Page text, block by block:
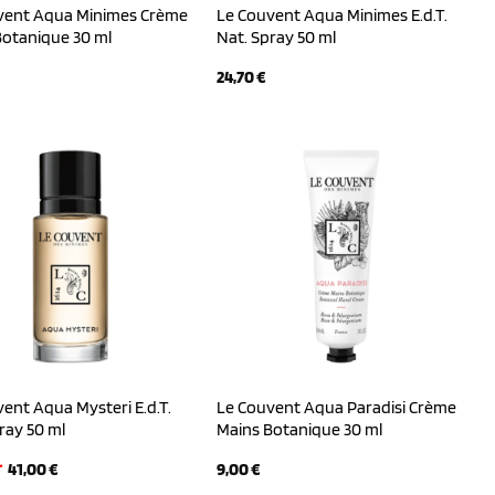
Aqua Minimes Crème
30 ml
Le Couvent Aqua Minimes E.d.T.
Nat. Spray 50 ml
24,70€
Aqua Mysteri E.d.T.
50 ml
Ursprünglicher
41,00€Aktueller
Le Couvent Aqua Paradisi Crème
Mains Botanique 30 ml
9,00€